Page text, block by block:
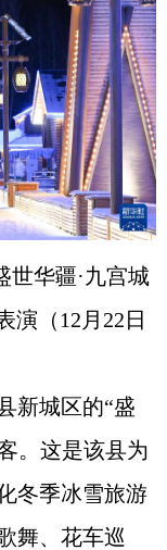
世华疆·九宫城
演（12月22日
城区的“盛
。这是该县为
冬季冰雪旅游
舞、花车巡